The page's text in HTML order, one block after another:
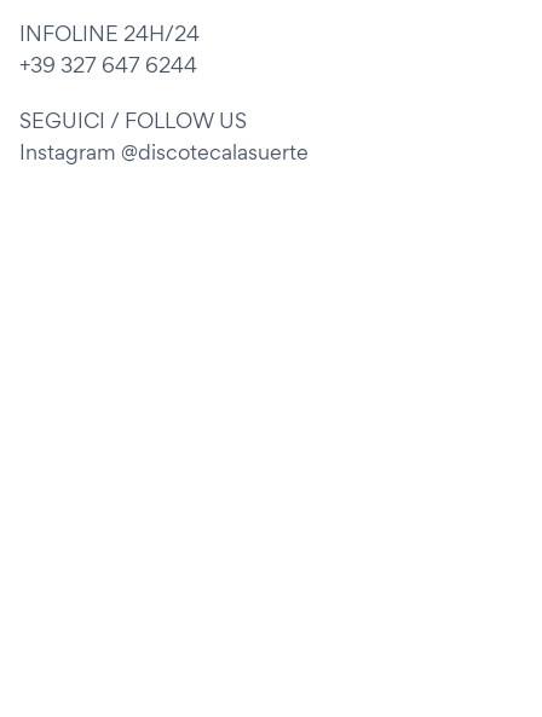
INFOLINE 24H/24
+39 327 647 6244
SEGUICI / FOLLOW US
Instagram @discotecalasuerte